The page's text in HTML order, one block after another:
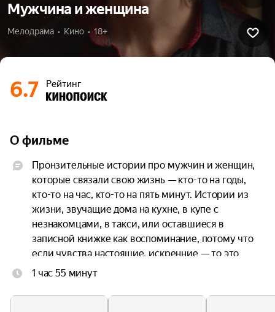
Мужчина и женщина
Мелодрама  •  Кино  •  18+
6.7 Рейтинг
О фильме
Пронзительные истории про мужчин и женщин,
которые связали свою жизнь — кто-то на годы,
кто-то на час, кто-то на пять минут. Истории из
жизни, звучащие дома на кухне, в купе с
незнакомцами, в такси, или оставшиеся в
записной книжке как воспоминание, потому что
если чувства настоящие, искренние — то это
навсегда. Моменты странных встреч и горьких
знакомое.
1 час 55 минут